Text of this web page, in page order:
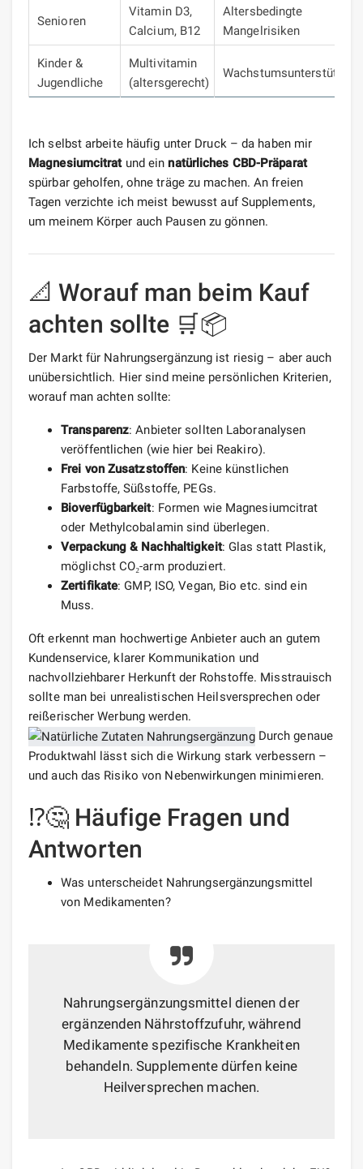
Senioren
Vitamin D3,
Calcium, B12
Altersbedingte
Mangelrisiken
Kinder &
Jugendliche
Multivitamin
(altersgerecht)
Wachstumsunterstützung
Ich selbst arbeite häufig unter Druck – da haben mir
Magnesiumcitratund einnatürliches CBD-Präparat
spürbar geholfen, ohne träge zu machen. An freien
Tagen verzichte ich meist bewusst auf Supplements,
um meinem Körper auch Pausen zu gönnen.
📐 Worauf man beim Kauf
achten sollte 🛒📦
Der Markt für Nahrungsergänzung ist riesig – aber auch
unübersichtlich. Hier sind meine persönlichen Kriterien,
worauf man achten sollte:
Transparenz: Anbieter sollten Laboranalysen
veröffentlichen (wie hier bei Reakiro).
Frei von Zusatzstoffen: Keine künstlichen
Farbstoffe, Süßstoffe, PEGs.
Bioverfügbarkeit: Formen wie Magnesiumcitrat
oder Methylcobalamin sind überlegen.
Verpackung & Nachhaltigkeit: Glas statt Plastik,
möglichst CO₂-arm produziert.
Zertifikate: GMP, ISO, Vegan, Bio etc. sind ein
Muss.
Oft erkennt man hochwertige Anbieter auch an gutem
Kundenservice, klarer Kommunikation und
nachvollziehbarer Herkunft der Rohstoffe. Misstrauisch
sollte man bei unrealistischen Heilsversprechen oder
reißerischer Werbung werden.
Durch genaue
Produktwahl lässt sich die Wirkung stark verbessern –
und auch das Risiko von Nebenwirkungen minimieren.
⁉️🤔 Häufige Fragen und
Antworten
Was unterscheidet Nahrungsergänzungsmittel
von Medikamenten?
Nahrungsergänzungsmittel dienen der
ergänzenden Nährstoffzufuhr, während
Medikamente spezifische Krankheiten
behandeln. Supplemente dürfen keine
Heilversprechen machen.